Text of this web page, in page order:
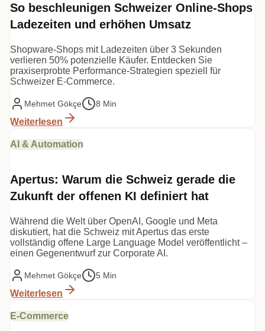
So beschleunigen Schweizer Online-Shops
Ladezeiten und erhöhen Umsatz
Shopware-Shops mit Ladezeiten über 3 Sekunden
verlieren 50% potenzielle Käufer. Entdecken Sie
praxiserprobte Performance-Strategien speziell für
Schweizer E-Commerce.
Mehmet Gökçe 8 Min
Weiterlesen
AI & Automation
Apertus: Warum die Schweiz gerade die
Zukunft der offenen KI definiert hat
Während die Welt über OpenAI, Google und Meta
diskutiert, hat die Schweiz mit Apertus das erste
vollständig offene Large Language Model veröffentlicht –
einen Gegenentwurf zur Corporate AI.
Mehmet Gökçe 5 Min
Weiterlesen
E-Commerce